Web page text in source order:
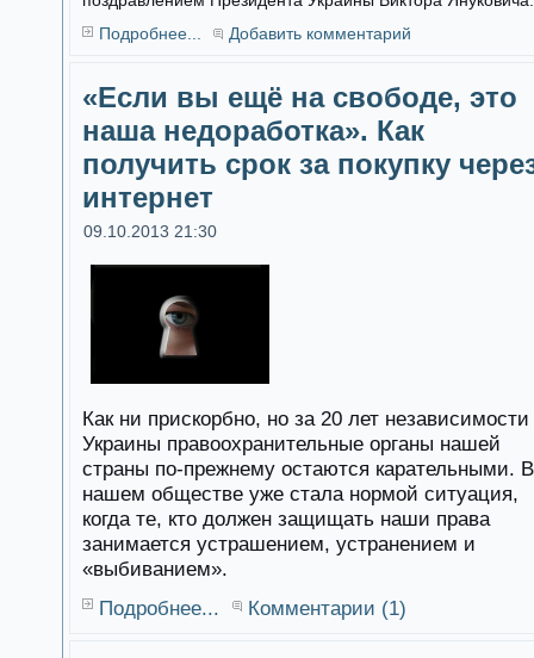
Подробнее...
Добавить комментарий
«Если вы ещё на свободе, это
наша недоработка». Как
получить срок за покупку
интернет
09.10.2013 21:30
Как ни прискорбно, но за 20 лет независимости
Украины правоохранительные органы нашей
страны по-прежнему остаются карательными. В
нашем обществе уже стала нормой ситуация,
когда те, кто должен защищать наши права
занимается устрашением, устранением и
«выбиванием».
Подробнее...
Комментарии (1)